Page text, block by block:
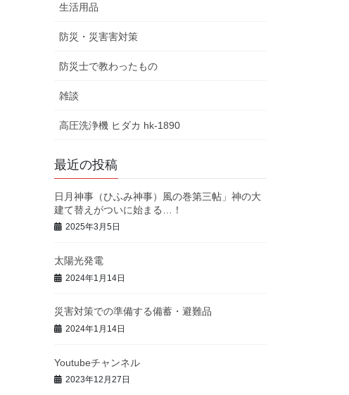
生活用品
防災・災害害対策
防災士で教わったもの
雑談
高圧洗浄機 ヒダカ hk-1890
最近の投稿
日月神事（ひふみ神事）風の巻第三帖」神の大
建て替えがついに始まる…！
2025年3月5日
太陽光発電
2024年1月14日
災害対策での準備する備蓄・避難品
2024年1月14日
Youtubeチャンネル
2023年12月27日